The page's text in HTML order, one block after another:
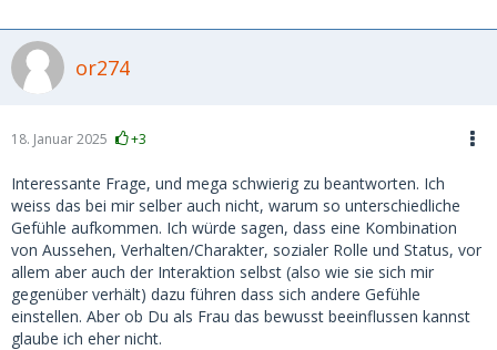
or274
18. Januar 2025 +3
Interessante Frage, und mega schwierig zu beantworten. Ich
weiss das bei mir selber auch nicht, warum so unterschiedliche
Gefühle aufkommen. Ich würde sagen, dass eine Kombination
von Aussehen, Verhalten/Charakter, sozialer Rolle und Status, vor
allem aber auch der Interaktion selbst (also wie sie sich mir
gegenüber verhält) dazu führen dass sich andere Gefühle
einstellen. Aber ob Du als Frau das bewusst beeinflussen kannst
glaube ich eher nicht.